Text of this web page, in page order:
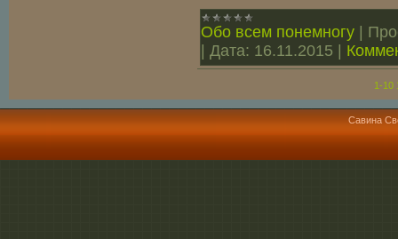
Обо всем понемногу |
| Дата: 16.11.2015 |
1-10
Савина